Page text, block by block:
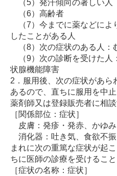
（5）発汗傾向の著しい人
（6）高齢者
（7）今までに薬などによ
したことがある人
（8）次の症状のある人：
（9）次の診断を受けた人
状腺機能障害
2．服用後、次の症状があら
あるので、直ちに服用を中
薬剤師又は登録販売者に相
［関係部位：症状］
皮膚：発疹・発赤、かゆみ
消化器：吐き気、食欲不
まれに次の重篤な症状が起
ちに医師の診療を受けること
［症状の名称：症状］